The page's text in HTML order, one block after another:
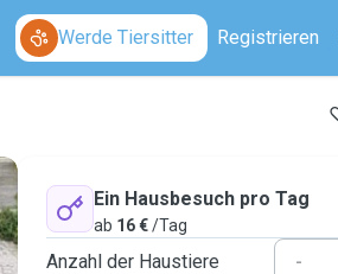
Werde Tiersitter Registrieren
Ein Hausbesuch pro Tag
ab 16 €/Tag
Anzahl der Haustiere -